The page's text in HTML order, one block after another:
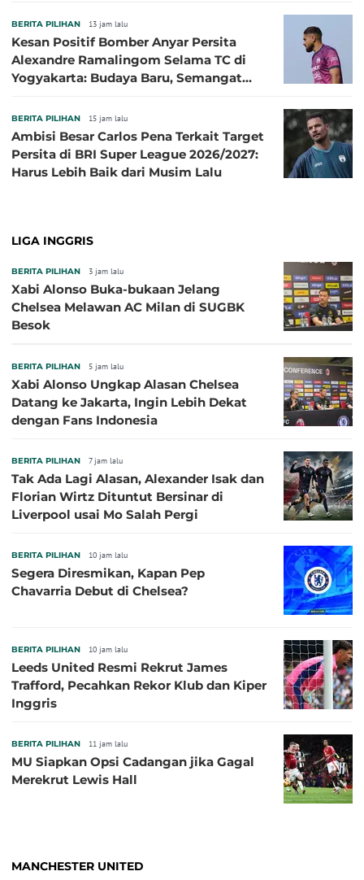
BERITA PILIHAN 13 jam lalu
Kesan Positif Bomber Anyar Persita
Alexandre Ramalingom Selama TC di
Yogyakarta: Budaya Baru, Semangat
BERITA PILIHAN 15 jam lalu
Ambisi Besar Carlos Pena Terkait Target
Persita di BRI Super League 2026/2027:
Harus Lebih Baik dari Musim Lalu
LIGA INGGRIS
BERITA PILIHAN 3 jam lalu
Xabi Alonso Buka-bukaan Jelang
Chelsea Melawan AC Milan di SUGBK
Besok
BERITA PILIHAN 5 jam lalu
Xabi Alonso Ungkap Alasan Chelsea
Datang ke Jakarta, Ingin Lebih Dekat
dengan Fans Indonesia
BERITA PILIHAN 7 jam lalu
Tak Ada Lagi Alasan, Alexander Isak dan
Florian Wirtz Dituntut Bersinar di
Liverpool usai Mo Salah Pergi
BERITA PILIHAN 10 jam lalu
Segera Diresmikan, Kapan Pep
Chavarria Debut di Chelsea?
BERITA PILIHAN 10 jam lalu
Leeds United Resmi Rekrut James
Trafford, Pecahkan Rekor Klub dan Kiper
Inggris
BERITA PILIHAN 11 jam lalu
MU Siapkan Opsi Cadangan jika Gagal
Merekrut Lewis Hall
MANCHESTER UNITED